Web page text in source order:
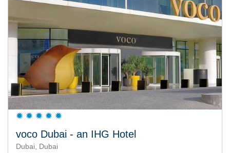
voco Dubai - an IHG Hotel
Dubai, Dubai